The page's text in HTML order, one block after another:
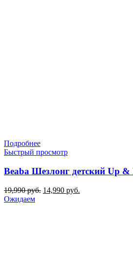
Подробнее
Быстрый просмотр
Beaba Шезлонг детский Up &
19,990руб. Первоначальная
14,990 руб.
Ожидаем